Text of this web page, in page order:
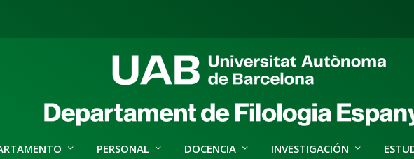
PERSONAL DOCENCIA INVESTIGACIÓN